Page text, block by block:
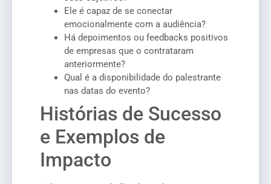
Ele é capaz de se conectar
emocionalmente com a audiência?
Há depoimentos ou feedbacks positivos
de empresas que o contrataram
anteriormente?
Qual é a disponibilidade do palestrante
nas datas do evento?
Histórias de Sucesso
e Exemplos de
Impacto